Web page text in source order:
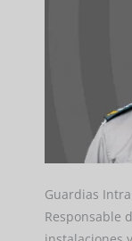
Guardias
Responsable